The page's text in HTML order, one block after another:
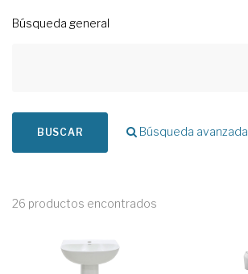
Búsqueda general
BUSCAR Búsqueda avanzada
26 productos encontrados